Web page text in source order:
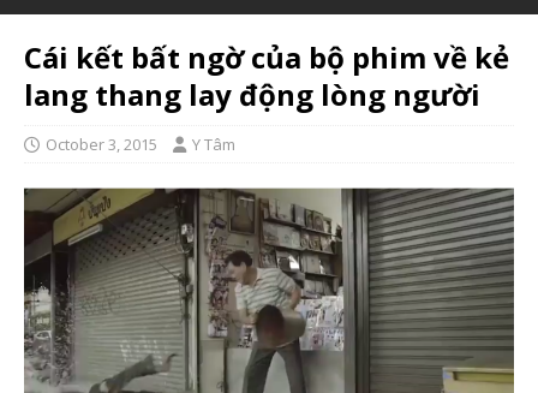
Cái kết bất ngờ của bộ phim về kẻ
lang thang lay động lòng người
October 3, 2015 Y Tâm